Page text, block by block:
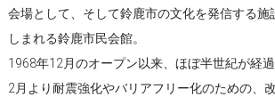
会場として、そして鈴鹿市の文化を発信する施
しまれる鈴鹿市民会館。
1968年12月のオープン以来、ほぼ半世紀が経
2月より耐震強化やバリアフリー化のための、